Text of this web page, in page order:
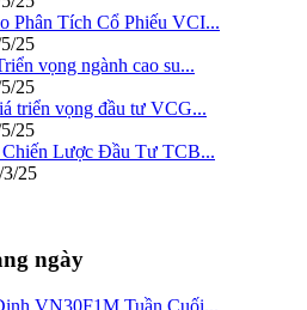
Phân Tích Cổ Phiếu VCI...
25
vọng ngành cao su...
25
triển vọng đầu tư VCG...
25
Lược Đầu Tư TCB...
3/25
ngày